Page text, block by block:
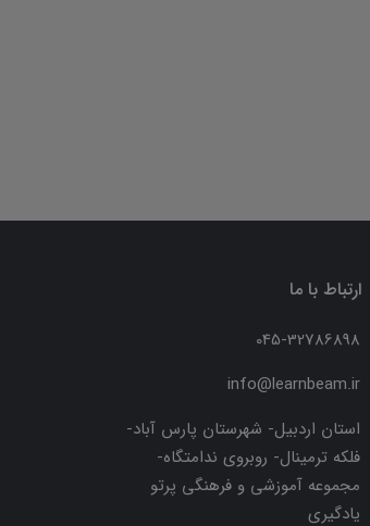
ارتباط با ما
045-32786898
info@learnbeam.ir
استان اردبیل- شهرستان پارس آباد-
فلکه ترمینال- روبروی ندامتگاه-
مجموعه آموزشی و فرهنگی پرتو
یادگیری